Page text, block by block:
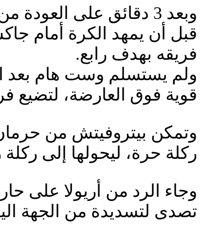
وبعد 3 دقائق على
قبل أن يمهد الكرة أمام
فريقه بهدف رابع.
ولم يستسلم وست هام بعد
قوية فوق العارضة،
وتمكن بيتروفيتش من
ركلة حرة، ليحولها إلى ركلة
وجاء الرد من أريولا على
تصدى لتسديدة من الجهة